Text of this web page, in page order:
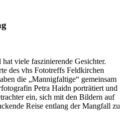
viele faszinierende Gesichter.
des vhs Fototreffs Feldkirchen
die „Mannigfaltige“ gemeinsam
Petra Haidn porträtiert und
ein, sich mit den Bildern auf
Reise entlang der Mangfall zu